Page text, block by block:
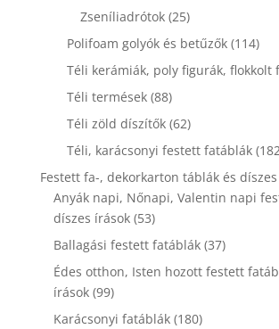
termék
Zseníliadrótok 2525
termék
Polifoam golyók és betűzők 114114
Téli kerámiák, poly figurák, flokkolt
Téli termések 8888
termék
Téli zöld díszítők 6262
termék
Téli, karácsonyi festett fatáblák
Festett fa-, dekorkarton táblák és
Anyák napi, Nőnapi, Valentin napi
díszes írások 5353
termék
Ballagási festett fatáblák 3737
termék
Édes otthon, Isten hozott festett
írások 9999
termék
Karácsonyi fatáblák 180180